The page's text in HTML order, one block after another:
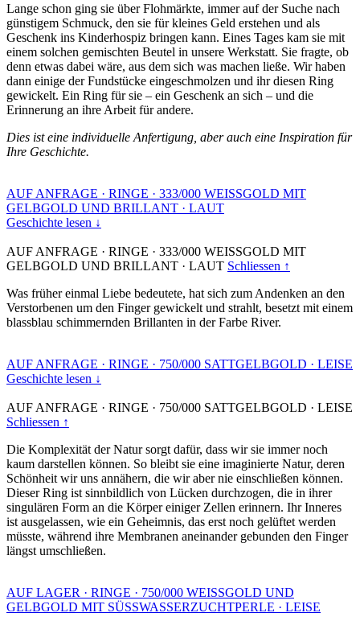
Lange schon ging sie über Flohmärkte, immer auf der Suche nach
günstigem Schmuck, den sie für kleines Geld erstehen und als
Geschenk ins Kinderhospiz bringen kann. Eines Tages kam sie mit
einem solchen gemischten Beutel in unsere Werkstatt. Sie fragte, ob
denn etwas dabei wäre, aus dem sich was machen ließe. Wir haben
dann einige der Fundstücke eingeschmolzen und ihr diesen Ring
gewickelt. Ein Ring für sie – ein Geschenk an sich – und die
Erinnerung an ihre Arbeit für andere.
Dies ist eine individuelle Anfertigung, aber auch eine Inspiration für
Ihre Geschichte.
AUF ANFRAGE · RINGE · 333/000 WEISSGOLD MIT
GELBGOLD UND BRILLANT · LAUT
Geschichte lesen ↓
AUF ANFRAGE · RINGE · 333/000 WEISSGOLD MIT
GELBGOLD UND BRILLANT · LAUT Schliessen ↑
Was früher einmal Liebe bedeutete, hat sich zum Andenken an den
Verstorbenen um den Finger gewickelt und strahlt, besetzt mit einem
blassblau schimmernden Brillanten in der Farbe River.
AUF ANFRAGE · RINGE · 750/000 SATTGELBGOLD · LEISE
Geschichte lesen ↓
AUF ANFRAGE · RINGE · 750/000 SATTGELBGOLD · LEISE
Schliessen ↑
Die Komplexität der Natur sorgt dafür, dass wir sie immer noch
kaum darstellen können. So bleibt sie eine imaginierte Natur, deren
Schönheit wir uns annähern, die wir aber nie einschließen können.
Dieser Ring ist sinnbildlich von Lücken durchzogen, die in ihrer
singulären Form an die Körper einiger Zellen erinnern. Ihr Inneres
ist ausgelassen, wie ein Geheimnis, das erst noch gelüftet werden
müsste, während ihre Membranen aneinander gebunden den Finger
längst umschließen.
AUF LAGER · RINGE · 750/000 WEISSGOLD UND
GELBGOLD MIT SÜSSWASSERZUCHTPERLE · LEISE